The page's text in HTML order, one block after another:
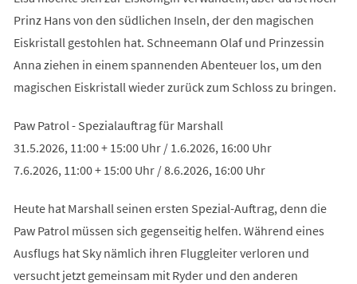
Prinz Hans von den südlichen Inseln, der den magischen
Eiskristall gestohlen hat. Schneemann Olaf und Prinzessin
Anna ziehen in einem spannenden Abenteuer los, um den
magischen Eiskristall wieder zurück zum Schloss zu bringen.
Paw Patrol - Spezialauftrag für Marshall
31.5.2026, 11:00 + 15:00 Uhr / 1.6.2026, 16:00 Uhr
7.6.2026, 11:00 + 15:00 Uhr / 8.6.2026, 16:00 Uhr
Heute hat Marshall seinen ersten Spezial-Auftrag, denn die
Paw Patrol müssen sich gegenseitig helfen. Während eines
Ausflugs hat Sky nämlich ihren Fluggleiter verloren und
versucht jetzt gemeinsam mit Ryder und den anderen